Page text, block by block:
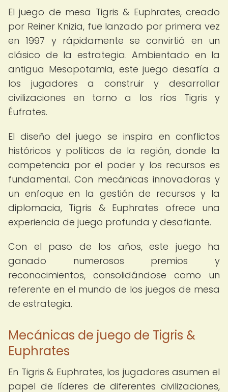
El juego de mesa Tigris & Euphrates, creado
por Reiner Knizia, fue lanzado por primera vez
en 1997 y rápidamente se convirtió en un
clásico de la estrategia. Ambientado en la
antigua Mesopotamia, este juego desafía a
los jugadores a construir y desarrollar
civilizaciones en torno a los ríos Tigris y
Éufrates.
El diseño del juego se inspira en conflictos
históricos y políticos de la región, donde la
competencia por el poder y los recursos es
fundamental. Con mecánicas innovadoras y
un enfoque en la gestión de recursos y la
diplomacia, Tigris & Euphrates ofrece una
experiencia de juego profunda y desafiante.
Con el paso de los años, este juego ha
ganado numerosos premios y
reconocimientos, consolidándose como un
referente en el mundo de los juegos de mesa
de estrategia.
Mecánicas de juego de Tigris &
Euphrates
En Tigris & Euphrates, los jugadores asumen el
papel de líderes de diferentes civilizaciones,